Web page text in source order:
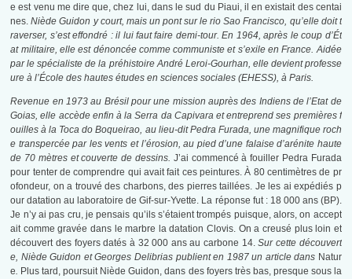
e est venu me dire que, chez lui, dans le sud du Piaui, il en existait des centai
nes. Niède Guidon y court, mais un pont sur le rio Sao Francisco, qu’elle doit t
raverser, s’est effondré : il lui faut faire demi-tour. En 1964, après le coup d’Ét
at militaire, elle est dénoncée comme communiste et s’exile en France. Aidée
par le spécialiste de la préhistoire André Leroi-Gourhan, elle devient professe
ure à l’École des hautes études en sciences sociales (EHESS), à Paris.
Revenue en 1973 au Brésil pour une mission auprès des Indiens de l’Etat de
Goias, elle accède enfin à la Serra da Capivara et entreprend ses premières f
ouilles à la Toca do Boqueirao, au lieu-dit Pedra Furada, une magnifique roch
e transpercée par les vents et l’érosion, au pied d’une falaise d’arénite haute
de 70 mètres et couverte de dessins. J’ai commencé à fouiller Pedra Furada
pour tenter de comprendre qui avait fait ces peintures. À 80 centimètres de pr
ofondeur, on a trouvé des charbons, des pierres taillées. Je les ai expédiés p
our datation au laboratoire de Gif-sur-Yvette. La réponse fut : 18 000 ans (BP).
Je n’y ai pas cru, je pensais qu’ils s’étaient trompés puisque, alors, on accept
ait comme gravée dans le marbre la datation Clovis. On a creusé plus loin et
découvert des foyers datés à 32 000 ans au carbone 14.Sur cette découvert
e, Niède Guidon et Georges Delibrias publient en 1987 un article dans Natur
e. Plus tard, poursuit Niède Guidon, dans des foyers très bas, presque sous la